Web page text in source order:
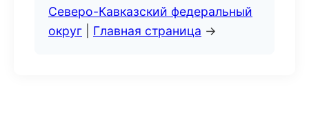
Северо-Кавказский федеральный
округ
Главная страница →